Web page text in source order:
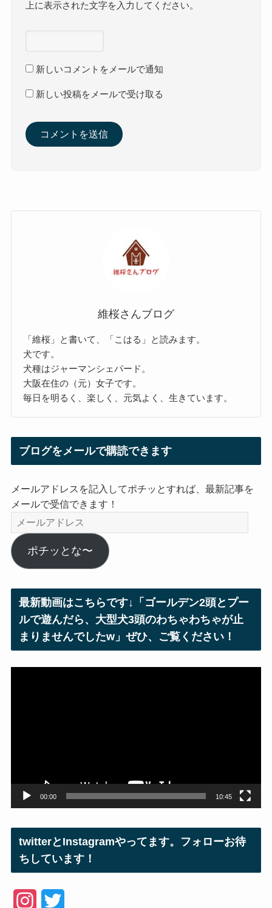
上に表示された文字を入力してください。
新しいコメントをメールで通知
新しい投稿をメールで受け取る
維桜さんブログ
「維桜」と書いて、「こはる」と読みます。
犬です。
犬種はジャーマンシェパード。
大阪在住の（元）女子です。
毎日を明るく、楽しく、元気よく、生きています。
ブログをメールで購読できます
メールアドレスを記入してポチッとすれば、最新記事を
メールで受信できます！
メ
ー
ル
ア
ス
ポチッとな〜
最新動画はこちらです↓「ゴールデン2頭とプー
ルで遊んだら、大型犬3頭のわちゃわちゃが止
まりませんでしたw」ぜひ、ご覧ください！
00:00 10:45
twitterとInstagramやってます。フォローお待
ちしています！